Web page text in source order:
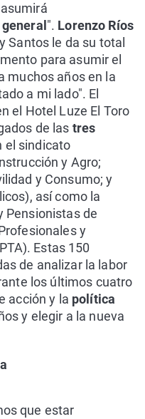
". Lorenzo Ríos
Santos le da su total
para asumir el
muchos años en la
a mi lado". El
el Hotel Luze El Toro
de las tres
el sindicato
y Agro;
y Consumo; y
así como la
Pensionistas de
y
Estas 150
de analizar la labor
los últimos cuatro
acción y la política
y elegir a la nueva
que estar